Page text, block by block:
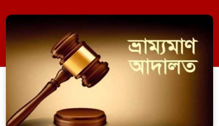
প্রতিরোধে নামমাত্র জরিমানা করা হলেও এখনও
বন্ধ হয়নি কৃষি জমির মাটি কাটার তোড়জোর।
তবে তা বন্ধে উপজেলা প্রশাসনের অভিযান
অব্যহত থাকায়-তারাই […]